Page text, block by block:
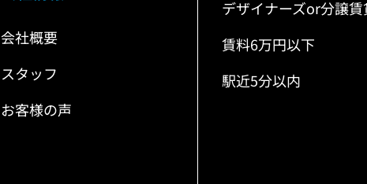
会社概要
スタッフ
お客様の声
デザイナーズor分譲賃
賃料6万円以下
駅近5分以内